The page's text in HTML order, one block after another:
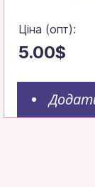
Ціна (опт):
5.00$